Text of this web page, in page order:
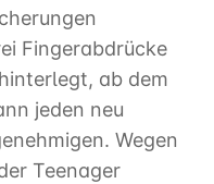
Fingerabdrücke
ab dem
jeden neu
Wegen
Teenager